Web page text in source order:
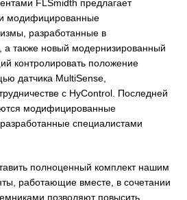
FLSmidth предлагает
модифицированные
разработанные в
а также новый модернизированный
контролировать положение
датчика MultiSense,
с HyControl. Последней
модифицированные
специалистами
полноценный комплект нашим
работающие вместе, в сочетании
позволяют повысить